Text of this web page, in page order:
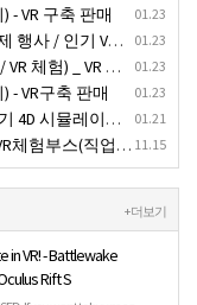
01.23
- VR 구축 판매
01.23
) - VR렌탈대여 행사
01.23
VR 렌탈대여행사
01.23
- VR구축 판매
01.21
터 체험)- VR렌탈
11.15
VR체험)-VR렌탈대여행사
+ 더보기
in VR! - Battlewake
Rift S